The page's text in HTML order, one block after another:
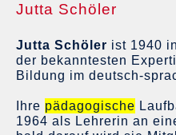
Jutta Schöler
Jutta Schöler ist 1940 in
der bekanntesten
Bildung im deutsch-
Ihre pädagogische
1964 als Lehrerin an